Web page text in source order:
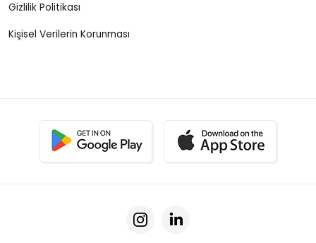
Gizlilik Politikası
Kişisel Verilerin Korunması